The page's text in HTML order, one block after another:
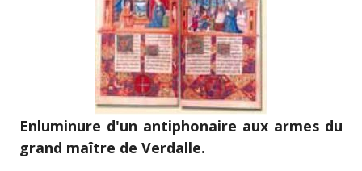
Enluminure d'un antiphonaire aux armes du
grand maître de Verdalle.